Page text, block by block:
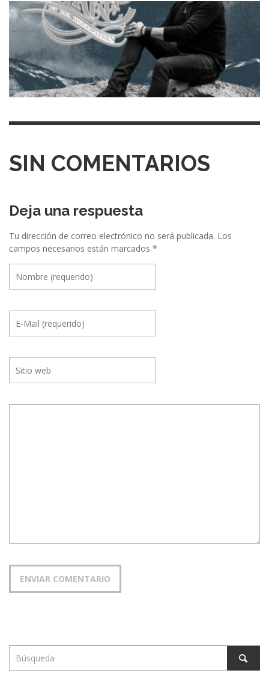
SIN COMENTARIOS
Deja una respuesta
Tu dirección de correo electrónico no será publicada. Los
campos necesarios están marcados *